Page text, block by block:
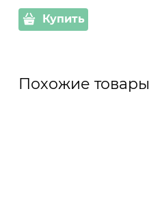
Купить
Похожие товары